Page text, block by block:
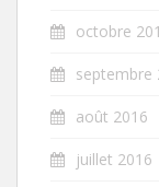
octobre
septembre
août 2016
juillet 2016